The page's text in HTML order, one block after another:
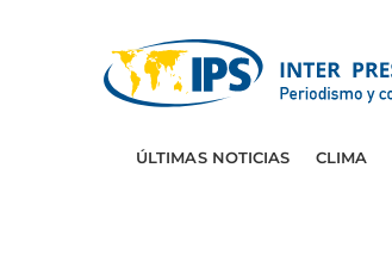
ÚLTIMAS NOTICIAS CLIMA